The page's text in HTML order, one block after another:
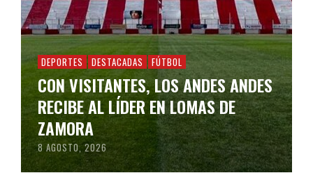
DEPORTES DESTACADAS FÚTBOL
CON VISITANTES, LOS ANDES ANDES
RECIBE AL LÍDER EN LOMAS DE
ZAMORA
8 AGOSTO, 2026